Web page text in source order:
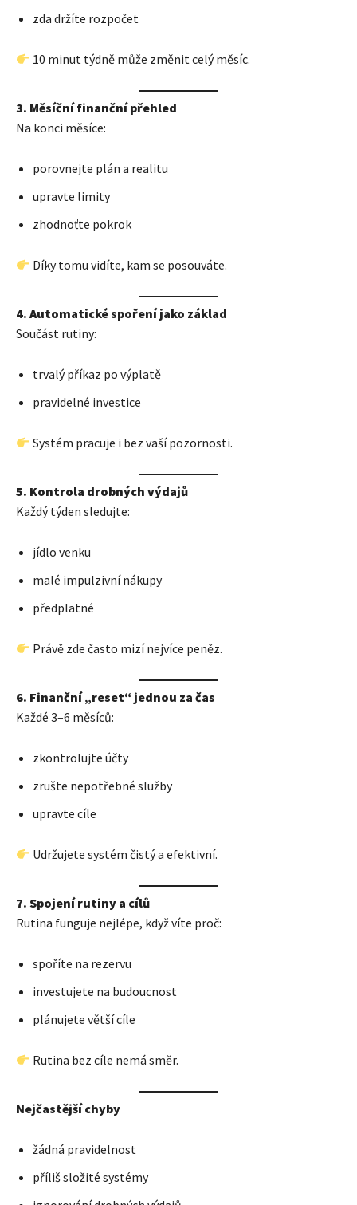
zda držíte rozpočet
10 minut týdně může změnit celý měsíc.
3. Měsíční finanční přehled
Na konci měsíce:
porovnejte plán a realitu
upravte limity
zhodnoťte pokrok
Díky tomu vidíte, kam se posouváte.
4. Automatické spoření jako základ
Součást rutiny:
trvalý příkaz po výplatě
pravidelné investice
Systém pracuje i bez vaší pozornosti.
5. Kontrola drobných výdajů
Každý týden sledujte:
jídlo venku
malé impulzivní nákupy
předplatné
Právě zde často mizí nejvíce peněz.
6. Finanční „reset“ jednou za čas
Každé 3–6 měsíců:
zkontrolujte účty
zrušte nepotřebné služby
upravte cíle
Udržujete systém čistý a efektivní.
7. Spojení rutiny a cílů
Rutina funguje nejlépe, když víte proč:
spoříte na rezervu
investujete na budoucnost
plánujete větší cíle
Rutina bez cíle nemá směr.
Nejčastější chyby
žádná pravidelnost
příliš složité systémy